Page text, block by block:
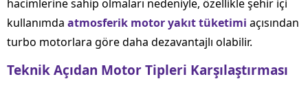
hacimlerine sahip olmaları nedeniyle, özellikle şehir içi
kullanımda atmosferik motor yakıt tüketimi açısından
turbo motorlara göre daha dezavantajlı olabilir.
Teknik Açıdan Motor Tipleri Karşılaştırması